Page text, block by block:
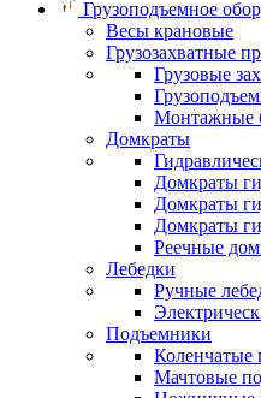
Грузоподъемное
Весы крановые
Грузозахватные
Грузовые
Монтажные
Домкраты
Домкраты
Домкраты
Домкраты
Реечные
Лебедки
Ручные
Подъемники
Коленчатые
Мачтовые